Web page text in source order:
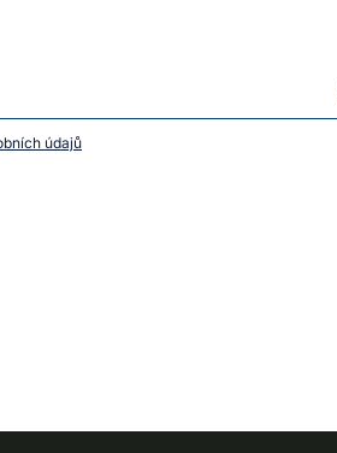
údajů